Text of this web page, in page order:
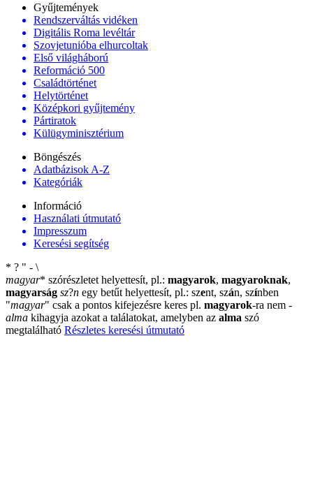
Gyűjtemények
Rendszerváltás vidéken
Digitális Roma levéltár
Szovjetunióba elhurcoltak
Első világháború
Reformáció 500
Családtörténet
Helytörténet
Középkori gyűjtemény
Pártiratok
Külügyminisztérium
Böngészés
Adatbázisok A-Z
Kategóriák
Információ
Használati útmutató
Impresszum
Keresési segítség
* ? " - \
magyar* szórészletet helyettesít, pl.: magyarok, magyaroknak,
magyarság sz?n egy betűt helyettesít, pl.: szent, szán, színben
"magyar" csak a pontos kifejezésre keres pl. magyarok-ra nem -
alma kihagyja azokat a találatokat, amelyben az alma szó
megtalálható Részletes keresési útmutató